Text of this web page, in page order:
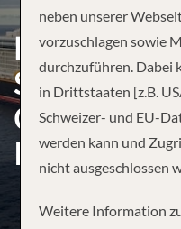
SEAS
CARIBBEAN
PORT
neben unserer
vorzuschlagen sowie
durchzuführen. Dabei
in Drittstaaten [z.B.
Schweizer- und EU-
werden kann und
nicht ausgeschlossen
Weitere Information